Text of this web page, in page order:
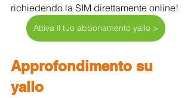
richiedendo la SIM direttamente online!
Attiva il tuo abbonamento yallo >
Approfondimento su
yallo